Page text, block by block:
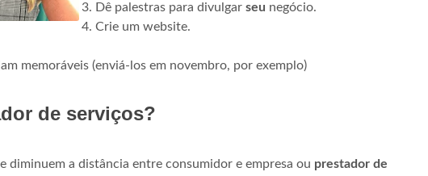
Dê palestras para divulgar seu negócio.
Crie um website.
memoráveis (enviá-los em novembro, por exemplo)
de serviços?
diminuem a distância entre consumidor e empresa ou prestador de